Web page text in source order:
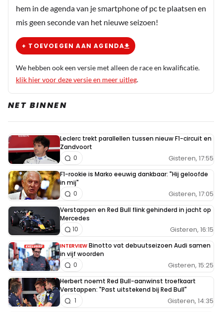
hem in de agenda van je smartphone of pc te plaatsen en
mis geen seconde van het nieuwe seizoen!
+ TOEVOEGEN AAN AGENDA
We hebben ook een versie met alleen de race en kwalificatie.
klik hier voor deze versie en meer uitleg.
NET BINNEN
Leclerc trekt parallellen tussen nieuw F1-circuit en
Zandvoort
Gisteren, 17:55
0
F1-rookie is Marko eeuwig dankbaar: "Hij geloofde
in mij"
Gisteren, 17:05
0
Verstappen en Red Bull flink gehinderd in jacht op
Mercedes
Gisteren, 16:15
10
INTERVIEW Binotto vat debuutseizoen Audi samen
in vijf woorden
Gisteren, 15:25
0
Herbert noemt Red Bull-aanwinst troefkaart
Verstappen: "Past uitstekend bij Red Bull"
Gisteren, 14:35
1